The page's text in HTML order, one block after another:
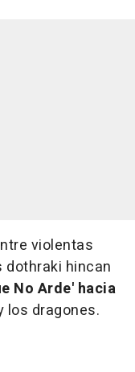
violentas
dothraki hincan
No Arde' hacia
los dragones.